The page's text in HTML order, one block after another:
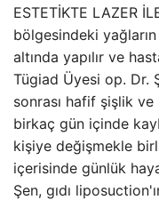
ESTETİKTE LAZER
bölgesindeki
altında yapılır ve
Tügiad Üyesi op. Dr.
sonrası hafif şişlik
birkaç gün içinde
kişiye değişmekle
içerisinde günlük
Şen, gıdı